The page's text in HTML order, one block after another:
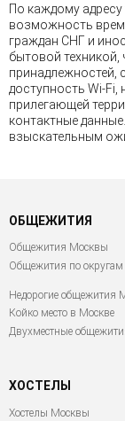
По каждому
возможность
граждан СНГ и
бытовой
принадлежностей,
доступность Wi-
прилегающей
контактные
взыскательным
ОБЩЕЖИТИЯ
Общежития Москвы
Общежития по
Недорогие общежития
Койко место в Москве
Двухместные
ХОСТЕЛЫ
Хостелы Москвы